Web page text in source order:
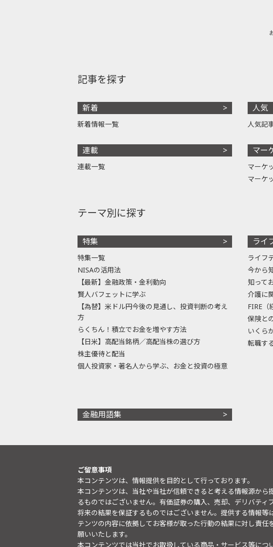
記事を探す
新着
新着情報一覧
連載
連載一覧
人気
人気記
マー
マーケ
マーケ
テーマ別に探す
特集
特集一覧
NISAの活用法
【最新】金融政策・金利動向
賢人バフェットに学ぶ
【為替】米ドル円今後の見通し、投資判断の考え
方
らくちん！積立でお金を増やす方法
【日米】高配当銘柄／高配当株の選び方
株主優待と配当
個人投資家・著名人から学ぶ、お金と投資の極意
ライ
ライフ
今から
知って
介護に
FIRE（
保険と
いくら
転職す
金融用語集
ご留意事項
本コンテンツは、情報提供を目的として行っております。
本コンテンツは、当社や当社が信頼できると考える情報源か
るものではございません。有価証券の購入、売却、デリバテ
将来の結果を保証するものではございません。提供する情報
テンツの内容に依拠してお客様が取った行動の結果に対し責
願いいたします。
本コンテンツでは当社でお取扱している商品・サービス等に